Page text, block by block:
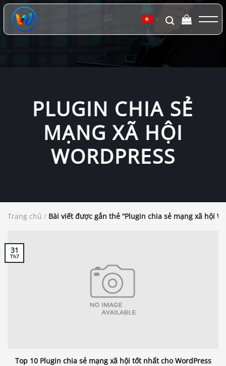
Chuyển
đến
dung
▼
PLUGIN CHIA SẺ
MẠNG XÃ HỘI
WORDPRESS
Trang chủ / Bài viết được gắn thẻ “Plugin chia sẻ mạng xã hội
Top 10 Plugin chia sẻ mạng xã hội tốt nhất cho WordPress
31
Th7